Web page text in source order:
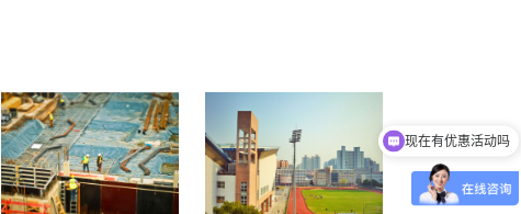
可以介绍下你们的产品么